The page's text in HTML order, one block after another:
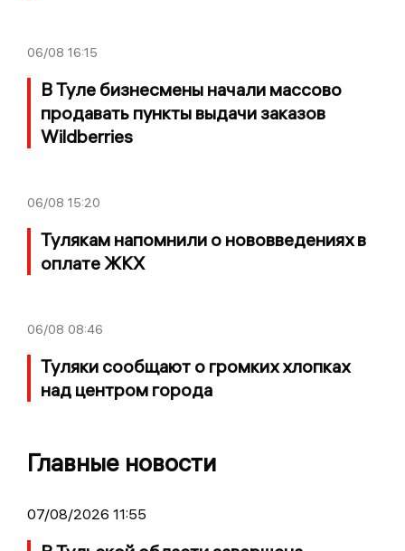
06/08 16:15
В Туле бизнесмены начали массово
продавать пункты выдачи заказов
Wildberries
06/08 15:20
Тулякам напомнили о нововведениях в
оплате ЖКХ
06/08 08:46
Туляки сообщают о громких хлопках
над центром города
Главные новости
07/08/2026 11:55